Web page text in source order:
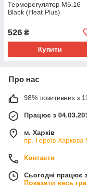
Терморегулятор M5.16
Black (Heat Plus)
526 ₴
Купити
Про нас
98% позитивних з
Працює з
м. Харків
пр. Героїв
Контакти
Сьогодні працює
Показати весь